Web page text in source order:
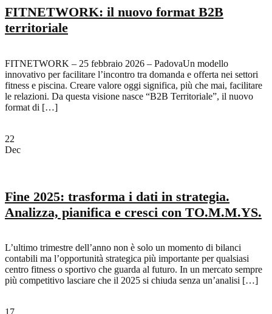
FITNETWORK: il nuovo format B2B
territoriale
FITNETWORK – 25 febbraio 2026 – PadovaUn modello
innovativo per facilitare l’incontro tra domanda e offerta nei settori
fitness e piscina. Creare valore oggi significa, più che mai, facilitare
le relazioni. Da questa visione nasce “B2B Territoriale”, il nuovo
format di […]
22
Dec
Fine 2025: trasforma i dati in strategia.
Analizza, pianifica e cresci con TO.M.M.YS.
L’ultimo trimestre dell’anno non è solo un momento di bilanci
contabili ma l’opportunità strategica più importante per qualsiasi
centro fitness o sportivo che guarda al futuro. In un mercato sempre
più competitivo lasciare che il 2025 si chiuda senza un’analisi […]